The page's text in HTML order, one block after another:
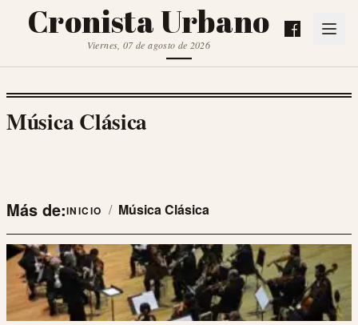
Cronista Urbano
Viernes, 07 de agosto de 2026
Música Clásica
Más de:INICIO / Música Clásica